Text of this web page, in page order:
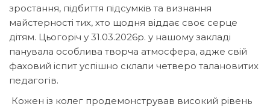
зростання, підбиття підсумків та визнання
майстерності тих, хто щодня віддає своє серце
дітям. Цьогоріч у 31.03.2026р. у нашому закладі
панувала особлива творча атмосфера, адже свій
фаховий іспит успішно склали четверо талановитих
педагогів.
​ ​Кожен із колег продемонстрував високий рівень